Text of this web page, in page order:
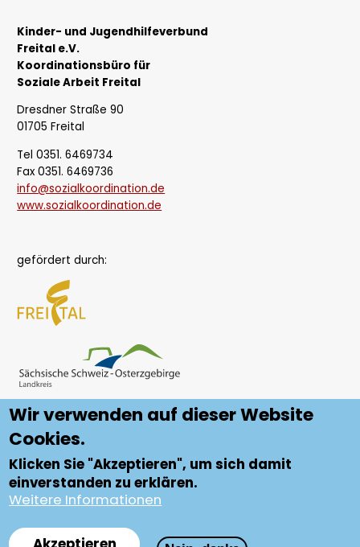
Fußzeile
Kinder- und Jugendhilfeverbund
Freital e.V.
Koordinationsbüro für
Soziale Arbeit Freital
Dresdner Straße 90
01705 Freital
Tel 0351. 6469734
Fax 0351. 6469736
info@sozialkoordination.de
www.sozialkoordination.de
gefördert durch:
Wir verwenden auf dieser Website
Cookies.
Klicken Sie "Akzeptieren", um sich damit
einverstanden zu erklären.
Weitere Informationen